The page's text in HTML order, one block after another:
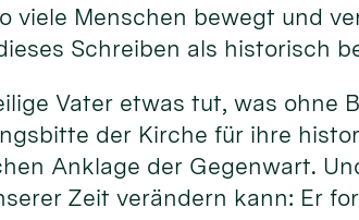
viele Menschen bewegt und
Schreiben als historisch
Vater etwas tut, was ohne
der Kirche für ihre
Anklage der Gegenwart.
Zeit verändern kann: Er